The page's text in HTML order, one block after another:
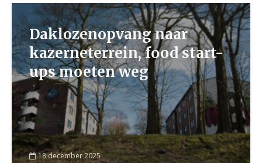
Daklozenopvang naar
kazerneterrein, food start-
ups moeten weg
18 december 2025